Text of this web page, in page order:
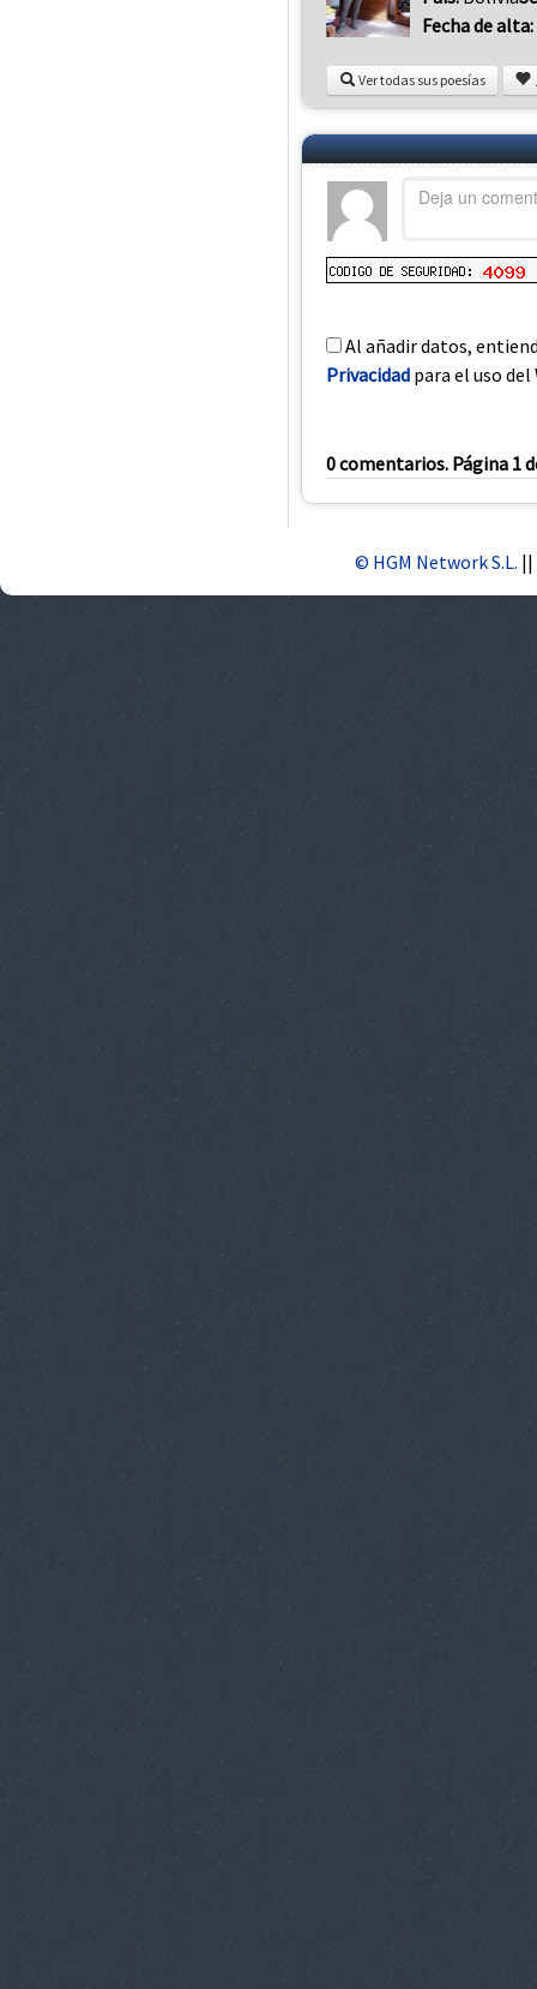
Fecha de alta:
Ver todas sus poesías
Al añadir datos,
Privacidad para el uso del
0 comentarios. Página 1
© HGM Network S.L. ||